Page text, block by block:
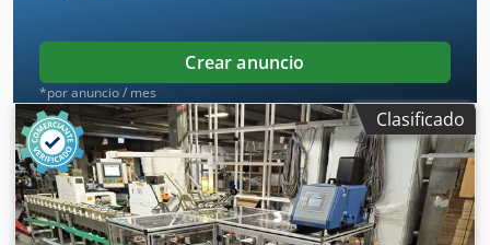
Crear anuncio
*por anuncio / mes
Clasificado